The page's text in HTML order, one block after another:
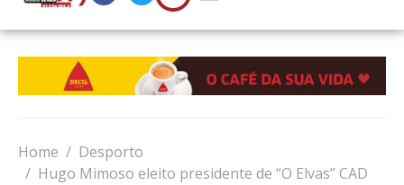
Home
Desporto
Hugo Mimoso eleito presidente de “O Elvas” CAD